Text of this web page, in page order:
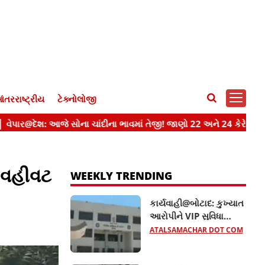
ટેક્નોલોજી
WEEKLY TRENDING
કાર્યવાહી@બોટાદ: કુખ્યાત
આરોપીને VIP સુવિધા
આપતા બે કોન્સ્ટેબલ
ATALSAMACHAR DOT COM